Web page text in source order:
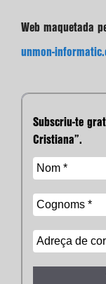
Web maquetada
unmon-
Subscriu-te
Cristiana”.